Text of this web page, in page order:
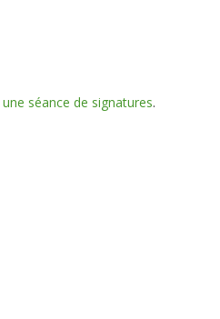
une séance de signatures.